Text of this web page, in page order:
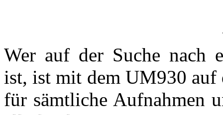
Wer auf der Suche nach
ist, ist mit dem UM930 auf
für sämtliche Aufnahmen